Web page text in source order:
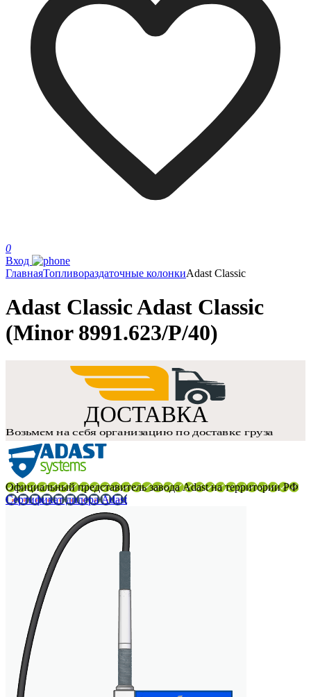
0
Вход
ГлавнаяТопливораздаточные колонкиAdast Classic
Adast Classic Adast Classic
(Minor 8991.623/P/40)
Официальный представитель завода Adast на территории РФ
Сертификат дилера Adast